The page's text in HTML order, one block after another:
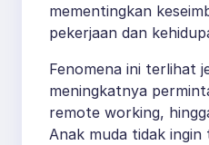
mementingkan
pekerjaan dan
Fenomena ini terlihat
meningkatnya
remote working,
Anak muda tidak